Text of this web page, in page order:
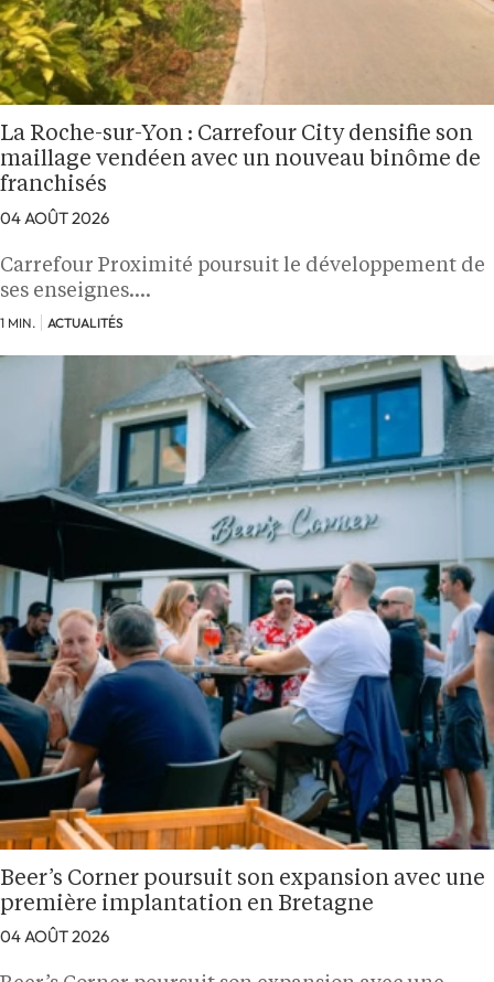
La Roche-sur-Yon : Carrefour City densifie son
maillage vendéen avec un nouveau binôme de
franchisés
04 AOÛT 2026
Carrefour Proximité poursuit le développement de
ses enseignes.…
1 MIN. ACTUALITÉS
Beer’s Corner poursuit son expansion avec une
première implantation en Bretagne
04 AOÛT 2026